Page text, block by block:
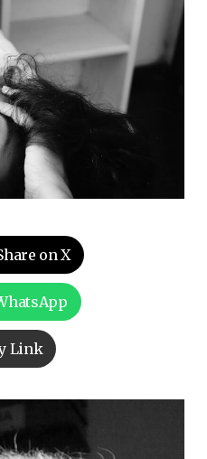
on X
Link